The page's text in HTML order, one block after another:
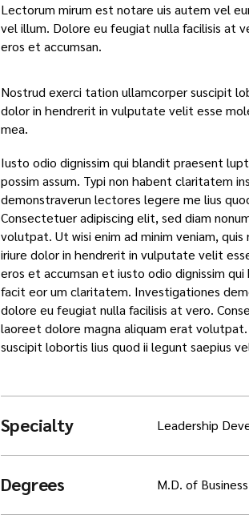
Lectorum mirum est notare uis autem vel
vel illum. Dolore eu feugiat nulla facilisis at
eros et accumsan.
Nostrud exerci tation ullamcorper suscipit
dolor in hendrerit in vulputate velit esse
mea.
Iusto odio dignissim qui blandit praesent
possim assum. Typi non habent claritatem
demonstraverun lectores legere me lius
Consectetuer adipiscing elit, sed diam
volutpat. Ut wisi enim ad minim veniam,
iriure dolor in hendrerit in vulputate velit
eros et accumsan et iusto odio dignissim
facit eor um claritatem. Investigationes
dolore eu feugiat nulla facilisis at vero.
laoreet dolore magna aliquam erat
suscipit lobortis lius quod ii legunt saepius
Specialty Leadership
Degrees M.D. of Business